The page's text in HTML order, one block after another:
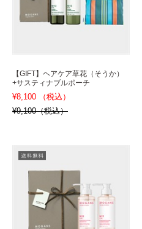
【GIFT】ヘアケア草花（そうか）
+サスティナブルポーチ
¥8,100 （税込）
¥9,100（税込）